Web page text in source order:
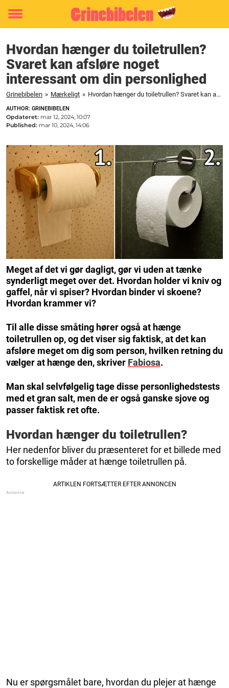
Toggle
Hvordan hænger du toiletrullen?
Svaret kan afsløre noget
interessant om din personlighed
Grinebibelen » Mærkeligt » Hvordan hænger du toiletrullen? Svaret kan afsløre noget interessant om din personlighed
AUTHOR: GRINEBIBELEN
Opdateret: mar 12, 2024, 10:07
Published: mar 10, 2024, 14:06
Meget af det vi gør dagligt, gør vi uden at tænke
synderligt meget over det. Hvordan holder vi kniv og
gaffel, når vi spiser? Hvordan binder vi skoene?
Hvordan krammer vi?
Til alle disse småting hører også at hænge
toiletrullen op, og det viser sig faktisk, at det kan
afsløre meget om dig som person, hvilken retning du
vælger at hænge den, skriver Fabiosa.
Man skal selvfølgelig tage disse personlighedstests
med et gran salt, men de er også ganske sjove og
passer faktisk ret ofte.
Hvordan hænger du toiletrullen?
Her nedenfor bliver du præsenteret for et billede med
to forskellige måder at hænge toiletrullen på.
Nu er spørgsmålet bare, hvordan du plejer at hænge